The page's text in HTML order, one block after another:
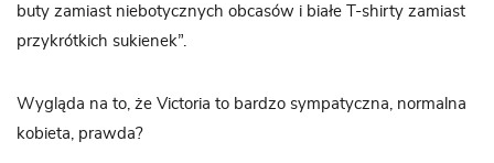
buty zamiast niebotycznych obcasów i białe T-shirty zamiast
przykrótkich sukienek”.
Wygląda na to, że Victoria to bardzo sympatyczna, normalna
kobieta, prawda?